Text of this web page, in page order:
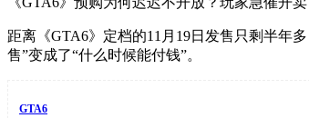
距离《GTA6》定档的11月19日发售只剩半年
售”变成了“什么时候能付钱”。
GTA6